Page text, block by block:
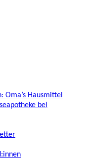
Oma’s Hausmittel
bei